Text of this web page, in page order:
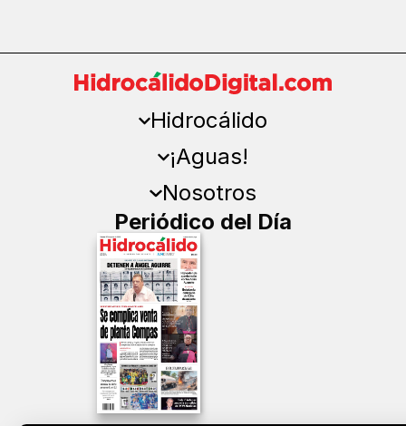
Hidrocálido
¡Aguas!
Nosotros
Periódico del Día